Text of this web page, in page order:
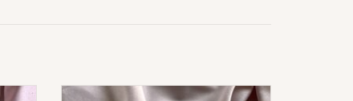
Chain Armband Met Letter